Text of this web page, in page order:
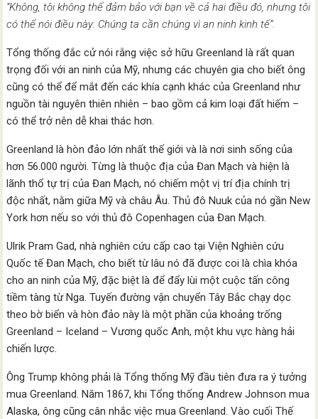
“Không, tôi không thể đảm bảo với bạn về cả hai điều đó, nhưng tôi
có thể nói điều này: Chúng ta cần chúng vì an ninh kinh tế”.
Tổng thống đắc cử nói rằng việc sở hữu Greenland là rất quan
trọng đối với an ninh của Mỹ, nhưng các chuyên gia cho biết ông
cũng có thể để mắt đến các khía cạnh khác của Greenland như
nguồn tài nguyên thiên nhiên – bao gồm cả kim loại đất hiếm –
có thể trở nên dễ khai thác hơn.
Greenland là hòn đảo lớn nhất thế giới và là nơi sinh sống của
hơn 56.000 người. Từng là thuộc địa của Đan Mạch và hiện là
lãnh thổ tự trị của Đan Mạch, nó chiếm một vị trí địa chính trị
độc nhất, nằm giữa Mỹ và châu Âu. Thủ đô Nuuk của nó gần New
York hơn nếu so với thủ đô Copenhagen của Đan Mạch.
Ulrik Pram Gad, nhà nghiên cứu cấp cao tại Viện Nghiên cứu
Quốc tế Đan Mạch, cho biết từ lâu nó đã được coi là chìa khóa
cho an ninh của Mỹ, đặc biệt là để đẩy lùi một cuộc tấn công
tiềm tàng từ Nga. Tuyến đường vận chuyển Tây Bắc chạy dọc
theo bờ biển và hòn đảo này là một phần của khoảng trống
Greenland – Iceland – Vương quốc Anh, một khu vực hàng hải
chiến lược.
Ông Trump không phải là Tổng thống Mỹ đầu tiên đưa ra ý tưởng
mua Greenland. Năm 1867, khi Tổng thống Andrew Johnson mua
Alaska, ông cũng cân nhắc việc mua Greenland. Vào cuối Thế